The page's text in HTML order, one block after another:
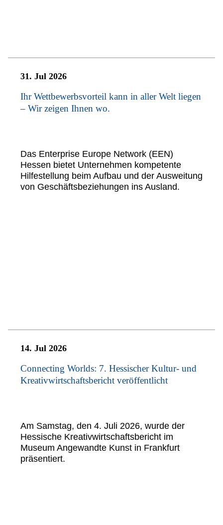
31. Jul 2026
Ihr Wettbewerbsvorteil kann in aller Welt liegen
– Wir zeigen Ihnen wo.
Das Enterprise Europe Network (EEN)
Hessen bietet Unternehmen kompetente
Hilfestellung beim Aufbau und der Ausweitung
von Geschäftsbeziehungen ins Ausland.
14. Jul 2026
Connecting Worlds: 7. Hessischer Kultur- und
Kreativwirtschaftsbericht veröffentlicht
Am Samstag, den 4. Juli 2026, wurde der
Hessische Kreativwirtschaftsbericht im
Museum Angewandte Kunst in Frankfurt
präsentiert.